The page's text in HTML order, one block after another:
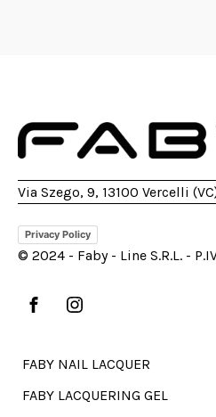
Via Szego, 9, 13100 Vercelli
Privacy Policy
© 2024 - Faby - Line S.R.L. -
FABY NAIL LACQUER
FABY LACQUERING GEL